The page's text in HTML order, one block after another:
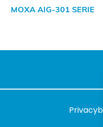
MOXA AIG-301 SERIE